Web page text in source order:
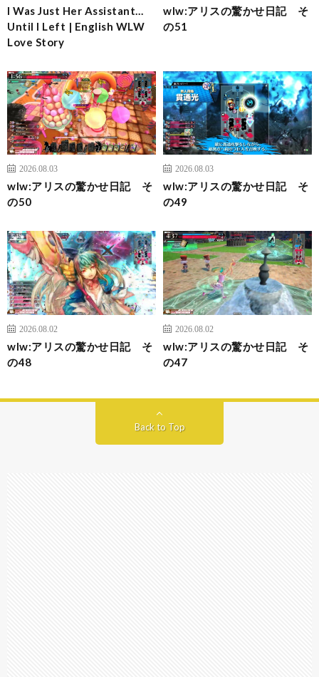
I Was Just Her Assistant…
Until I Left | English WLW
Love Story
wlw:アリスの驚かせ日記 そ
の51
2026.08.03
wlw:アリスの驚かせ日記 そ
の50
2026.08.03
wlw:アリスの驚かせ日記 そ
の49
2026.08.02
wlw:アリスの驚かせ日記 そ
の48
2026.08.02
wlw:アリスの驚かせ日記 そ
の47
Back to Top